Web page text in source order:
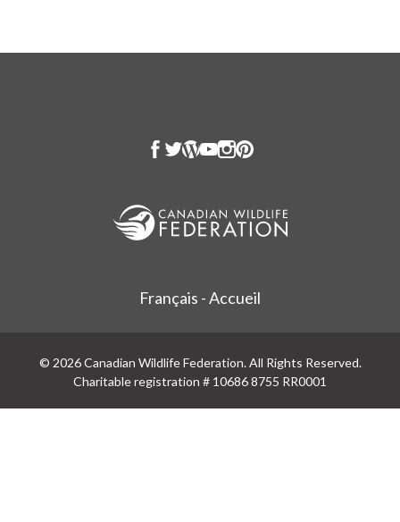
Français - Accueil
© 2026 Canadian Wildlife Federation. All Rights Reserved.
Charitable registration # 10686 8755 RR0001